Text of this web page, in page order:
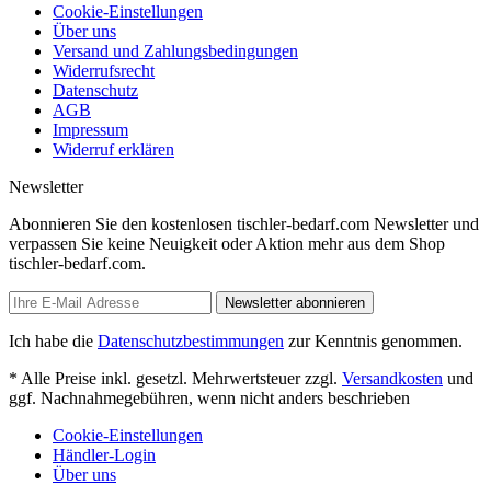
Cookie-Einstellungen
Über uns
Versand und Zahlungsbedingungen
Widerrufsrecht
Datenschutz
AGB
Impressum
Widerruf erklären
Newsletter
Abonnieren Sie den kostenlosen tischler-bedarf.com Newsletter und
verpassen Sie keine Neuigkeit oder Aktion mehr aus dem Shop
tischler-bedarf.com.
Newsletter abonnieren
Ich habe die Datenschutzbestimmungen zur Kenntnis genommen.
* Alle Preise inkl. gesetzl. Mehrwertsteuer zzgl. Versandkosten und
ggf. Nachnahmegebühren, wenn nicht anders beschrieben
Cookie-Einstellungen
Händler-Login
Über uns